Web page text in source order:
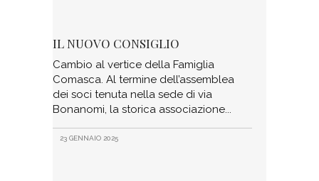
IL NUOVO CONSIGLIO
Cambio al vertice della Famiglia
Comasca. Al termine dell’assemblea
dei soci tenuta nella sede di via
Bonanomi, la storica associazione
23 GENNAIO 2025